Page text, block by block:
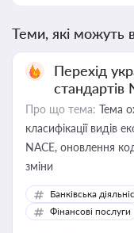
Теми, які можуть
Перехід
стандартів
Про що тема: Тема
класифікації видів
NACE, оновлення
зміни
Банківська
Фінансові послуги